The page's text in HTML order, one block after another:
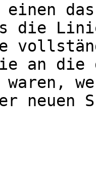
das
die
an die
waren,
neuen